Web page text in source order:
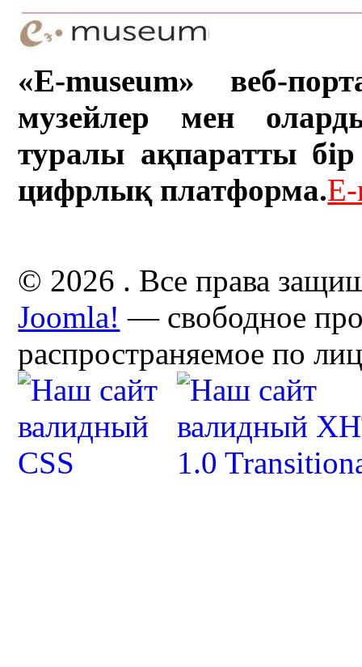
«E-museum» веб-
музейлер мен
туралы ақпаратты бір
цифрлық платформа.
© 2026 . Все права
Joomla! — свободное
распространяемое по